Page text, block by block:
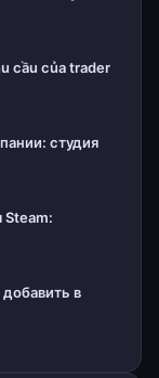
cầu của trader
студия
в